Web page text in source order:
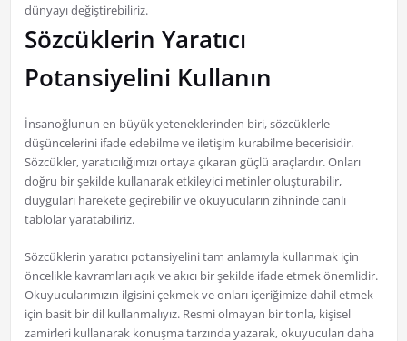
dünyayı değiştirebiliriz.
Sözcüklerin Yaratıcı
Potansiyelini Kullanın
İnsanoğlunun en büyük yeteneklerinden biri, sözcüklerle
düşüncelerini ifade edebilme ve iletişim kurabilme becerisidir.
Sözcükler, yaratıcılığımızı ortaya çıkaran güçlü araçlardır. Onları
doğru bir şekilde kullanarak etkileyici metinler oluşturabilir,
duyguları harekete geçirebilir ve okuyucuların zihninde canlı
tablolar yaratabiliriz.
Sözcüklerin yaratıcı potansiyelini tam anlamıyla kullanmak için
öncelikle kavramları açık ve akıcı bir şekilde ifade etmek önemlidir.
Okuyucularımızın ilgisini çekmek ve onları içeriğimize dahil etmek
için basit bir dil kullanmalıyız. Resmi olmayan bir tonla, kişisel
zamirleri kullanarak konuşma tarzında yazarak, okuyucuları daha